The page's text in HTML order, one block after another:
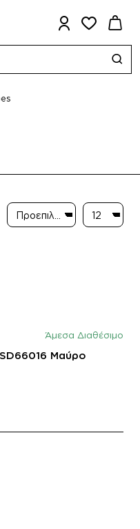
Άμεσα Διαθέσιμο
SD66016 Μαύρο